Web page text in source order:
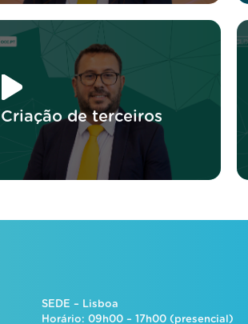
Criação de terceiros
SEDE – Lisboa
Horário: 09h00 – 17h00 (presencial)